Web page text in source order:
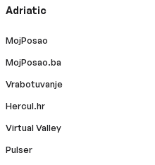
Adriatic
MojPosao
MojPosao.ba
Vrabotuvanje
Hercul.hr
Virtual Valley
Pulser